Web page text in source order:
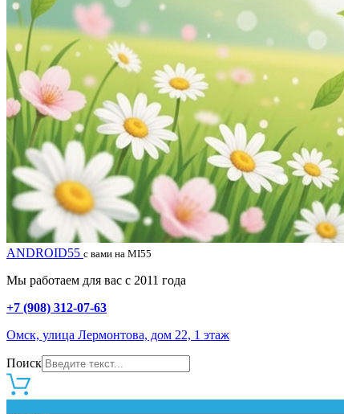
ANDROID55 с вами на MI55
Мы работаем для вас с 2011 года
+7 (908) 312-07-63
Омск, улица Лермонтова, дом 22, 1 этаж
Поиск